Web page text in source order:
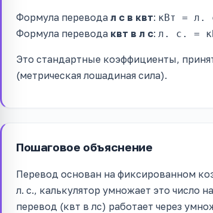
Формула перевода л с в квт: кВт = л.
Формула перевода квт в л с: л. с. =
Это стандартные коэффициенты,
(метрическая лошадиная сила).
Пошаговое объяснение
Перевод основан на фиксированном
л. с., калькулятор умножает это число
перевод (квт в лс) работает через